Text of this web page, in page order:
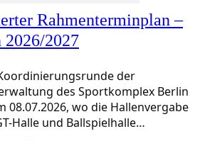
Rahmenterminplan –
2026/2027
der
des Sportkomplex Berlin
08.07.2026, wo die Hallenvergabe
Halle und Ballspielhalle…